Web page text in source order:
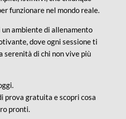
funzionare nel mondo reale.
ambiente di allenamento
dove ogni sessione ti
serenità di chi non vive più
prova gratuita e scopri cosa
pronti.